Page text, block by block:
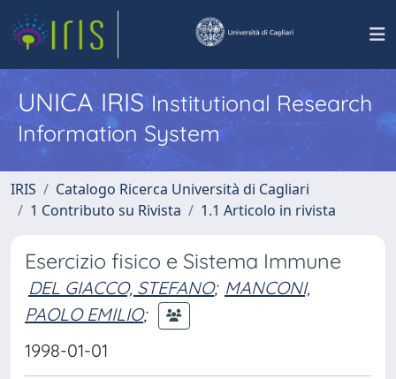
UNICA IRISInstitutional Research
Information System
IRIS
Catalogo Ricerca Università di Cagliari
1 Contributo su Rivista
1.1 Articolo in rivista
Esercizio fisico e Sistema Immune
DEL GIACCO, STEFANO; MANCONI,
PAOLO EMILIO;
1998-01-01